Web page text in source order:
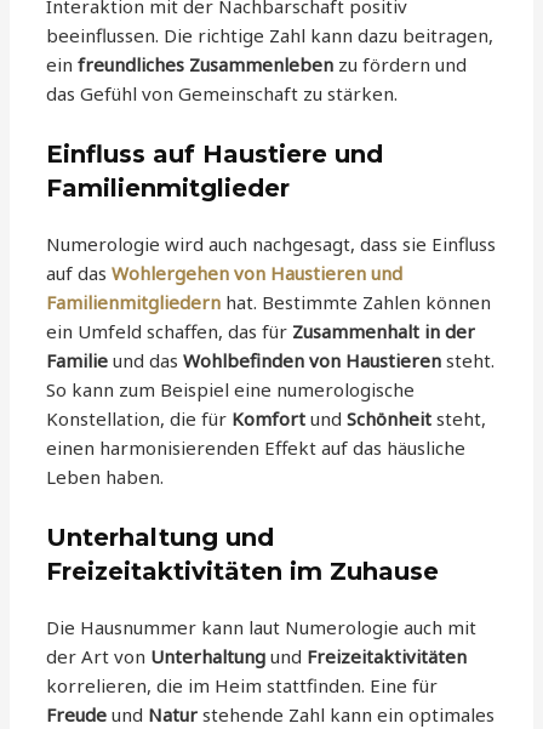
Interaktion mit der Nachbarschaft positiv
beeinflussen. Die richtige Zahl kann dazu beitragen,
einfreundliches Zusammenleben zu fördern und
das Gefühl von Gemeinschaft zu stärken.
Einfluss auf Haustiere und
Familienmitglieder
Numerologie wird auch nachgesagt, dass sie Einfluss
auf dasWohlergehen von Haustieren und
Familienmitgliedern hat. Bestimmte Zahlen können
ein Umfeld schaffen, das für Zusammenhalt in der
Familie und dasWohlbefinden von Haustieren steht.
So kann zum Beispiel eine numerologische
Konstellation, die für Komfort undSchönheit steht,
einen harmonisierenden Effekt auf das häusliche
Leben haben.
Unterhaltung und
Freizeitaktivitäten im Zuhause
Die Hausnummer kann laut Numerologie auch mit
der Art von Unterhaltung und Freizeitaktivitäten
korrelieren, die im Heim stattfinden. Eine für
Freude und Natur stehende Zahl kann ein optimales